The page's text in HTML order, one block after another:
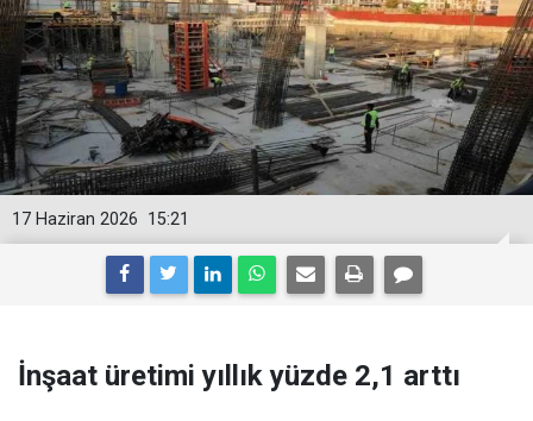
15:21
17 Haziran 2026
İnşaat üretimi yıllık yüzde 2,1 arttı